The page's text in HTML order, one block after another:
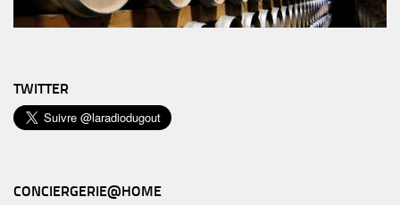
TWITTER
CONCIERGERIE@HOME